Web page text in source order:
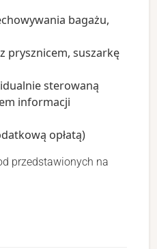
bagażu,
prysznicem, suszarkę
sterowaną
informacji
opłatą)
przedstawionych na